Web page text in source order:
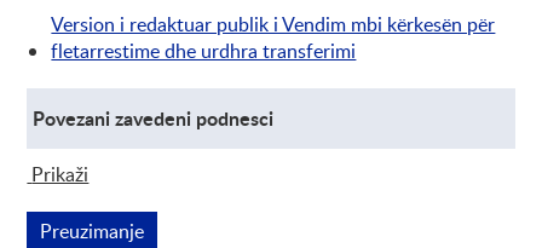
Version i redaktuar publik i Vendim mbi kërkesën për
fletarrestime dhe urdhra transferimi
Povezani zavedeni podnesci
Prikaži
Preuzimanje